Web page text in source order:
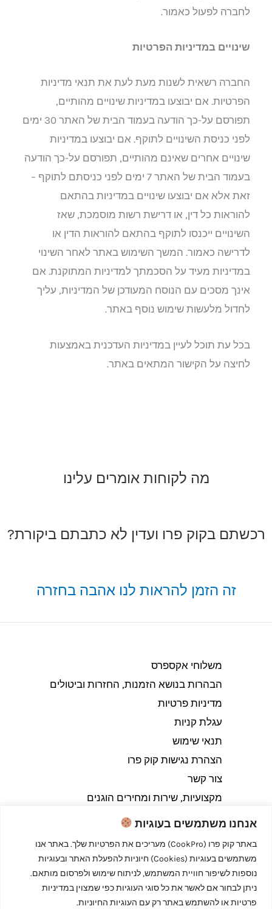
אנחנו משתמשים בעוגיות
באתר קוק פרו (CookPro) מעריכים את הפרטיות שלך. באתר אנו
משתמשים בעוגיות (Cookies) חיוניות להפעלת האתר ובעוגיות
נוספות לשיפור חוויית המשתמש, לניתוח שימוש ולפרסום מותאם.
ניתן לבחור אם לאשר את כל סוגי העוגיות כפי שמצוין במדיניות
פרטיות או להשתמש באתר רק עם העוגיות החיוניות.
לחברה לפעול כאמור.
שינויים במדיניות הפרטיות
החברה רשאית לשנות מעת לעת את תנאי מדיניות
הפרטיות. אם יבוצעו במדיניות שינויים מהותיים,
תפורסם על-כך הודעה בעמוד הבית של האתר 30 ימים
לפני כניסת השינויים לתוקף. אם יבוצעו במדיניות
שינויים אחרים שאינם מהותיים, תפורסם על-כך הודעה
בעמוד הבית של האתר 7 ימים לפני כניסתם לתוקף –
זאת אלא אם יבוצעו שינויים במדיניות בהתאם
להוראות כל דין, או דרישת רשות מוסמכת, שאז
השינויים ייכנסו לתוקף בהתאם להוראות הדין או
לדרישה כאמור. המשך השימוש באתר לאחר השינוי
במדיניות מעיד על הסכמתך למדיניות המתוקנת. אם
אינך מסכים עם הנוסח המעודכן של המדיניות, עליך
לחדול מלעשות שימוש נוסף באתר.
בכל עת תוכל לעיין במדיניות העדכנית באמצעות
לחיצה על הקישור המתאים באתר.
מה לקוחות אומרים עלינו
רכשתם בקוק פרו ועדין לא כתבתם ביקורת?
זה הזמן להראות לנו אהבה בחזרה
משלוחי אקספרס
הבהרות בנושא הזמנות, החזרות וביטולים​
מדיניות פרטיות
עגלת קניות
תנאי שימוש
הצהרת נגישות קוק פרו
צור קשר
מקצועיות, שירות ומחירים הוגנים
Copyright © 2026 קוק פרו - לבשל כמו מקצוענים